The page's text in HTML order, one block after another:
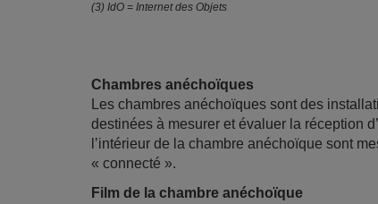
(3) IdO = Internet des Objets
Chambres anéchoïques
Les chambres anéchoïques sont des
destinées à mesurer et évaluer la réception
l’intérieur de la chambre anéchoïque sont
« connecté ».
Film de la chambre anéchoïque